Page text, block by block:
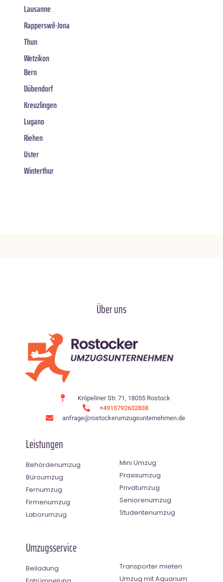
Lausanne
Rapperswil-Jona
Thun
Wetzikon
Bern
Dübendorf
Kreuzlingen
Lugano
Riehen
Uster
Winterthur
Über uns
Kröpeliner Str. 71, 18055 Rostock
+4915792632838
anfrage@rostockerumzugsunternehmen.de
Leistungen
Behördenumzug
Büroumzug
Fernumzug
Firmenumzug
Laborumzug
Mini Umzug
Praxisumzug
Privatumzug
Seniorenumzug
Studentenumzug
Umzugsservice
Beiladung
Transporter mieten
Umzug mit Aquarium